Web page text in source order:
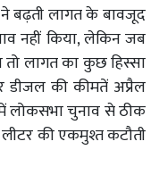
ने बढ़ती लागत के बावजूद
नहीं किया, लेकिन जब
लागत का कुछ हिस्सा
डीजल की कीमतें अप्रैल
में लोकसभा चुनाव से ठीक
की एकमुश्त कटौती